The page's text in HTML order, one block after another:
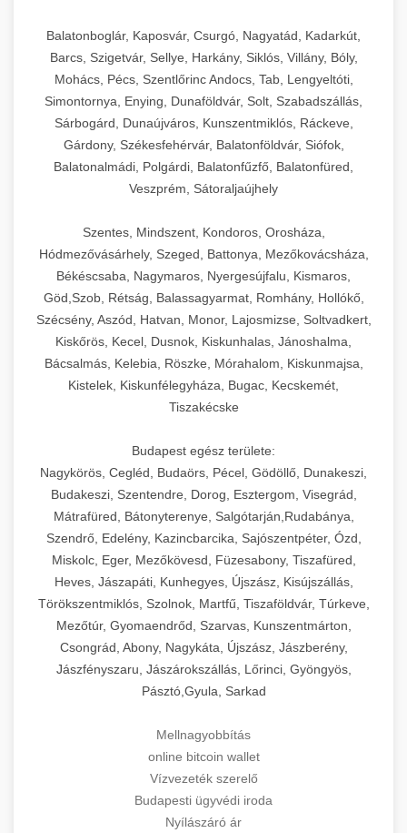
Balatonboglár, Kaposvár, Csurgó, Nagyatád, Kadarkút,
Barcs, Szigetvár, Sellye, Harkány, Siklós, Villány, Bóly,
Mohács, Pécs, Szentlőrinc Andocs, Tab, Lengyeltóti,
Simontornya, Enying, Dunaföldvár, Solt, Szabadszállás,
Sárbogárd, Dunaújváros, Kunszentmiklós, Ráckeve,
Gárdony, Székesfehérvár, Balatonföldvár, Siófok,
Balatonalmádi, Polgárdi, Balatonfűzfő, Balatonfüred,
Veszprém, Sátoraljaújhely
Szentes, Mindszent, Kondoros, Orosháza,
Hódmezővásárhely, Szeged, Battonya, Mezőkovácsháza,
Békéscsaba, Nagymaros, Nyergesújfalu, Kismaros,
Göd,Szob, Rétság, Balassagyarmat, Romhány, Hollókő,
Szécsény, Aszód, Hatvan, Monor, Lajosmizse, Soltvadkert,
Kiskőrös, Kecel, Dusnok, Kiskunhalas, Jánoshalma,
Bácsalmás, Kelebia, Röszke, Mórahalom, Kiskunmajsa,
Kistelek, Kiskunfélegyháza, Bugac, Kecskemét,
Tiszakécske
Budapest egész területe:
Nagykörös, Cegléd, Budaörs, Pécel, Gödöllő, Dunakeszi,
Budakeszi, Szentendre, Dorog, Esztergom, Visegrád,
Mátrafüred, Bátonyterenye, Salgótarján,Rudabánya,
Szendrő, Edelény, Kazincbarcika, Sajószentpéter, Ózd,
Miskolc, Eger, Mezőkövesd, Füzesabony, Tiszafüred,
Heves, Jászapáti, Kunhegyes, Újszász, Kisújszállás,
Törökszentmiklós, Szolnok, Martfű, Tiszaföldvár, Túrkeve,
Mezőtúr, Gyomaendrőd, Szarvas, Kunszentmárton,
Csongrád, Abony, Nagykáta, Újszász, Jászberény,
Jászfényszaru, Jászárokszállás, Lőrinci, Gyöngyös,
Pásztó,Gyula, Sarkad
Mellnagyobbítás
online bitcoin wallet
Vízvezeték szerelő
Budapesti ügyvédi iroda
Nyílászáró ár